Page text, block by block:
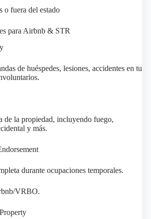
o fuera del estado
para Airbnb & STR
de huéspedes, lesiones, accidentes en tu
de la propiedad, incluyendo fuego,
y más.
durante ocupaciones temporales.
VRBO.